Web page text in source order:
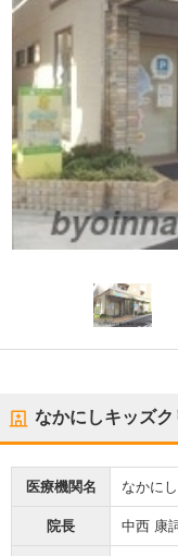
なかにしキッズク
医療機関名 なかに
院長 中西 康